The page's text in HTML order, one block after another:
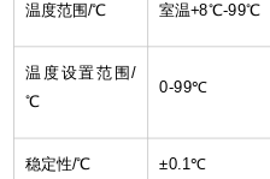
温度范围/℃ 室温+8℃-99℃
温度设置范围/
℃
0-99℃
稳定性/℃ ±0.1℃